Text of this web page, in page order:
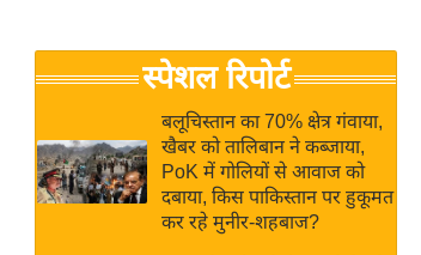
Breaking
News in
Hindi
जगत
राय
बजट
स्पेशल रिपोर्ट
बलूचिस्तान का 70% क्षेत्र गंवाया,
खैबर को तालिबान ने कब्जाया,
PoK में गोलियों से आवाज को
दबाया, किस पाकिस्तान पर हुकूमत
कर रहे मुनीर-शहबाज?